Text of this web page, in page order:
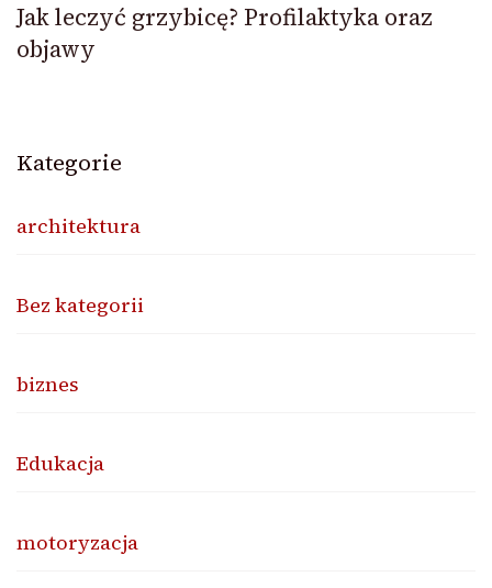
Jak leczyć grzybicę? Profilaktyka oraz
objawy
Kategorie
architektura
Bez kategorii
biznes
Edukacja
motoryzacja